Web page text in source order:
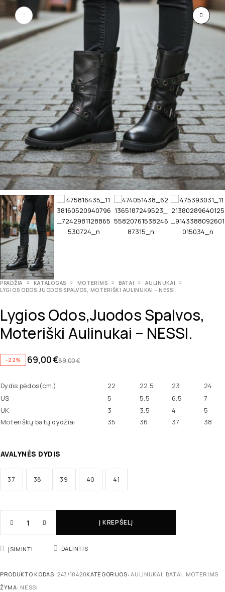
PRADŽIA KATALOGAS MOTERIMS BATAI
AULINUKAI
LYGIOS ODOS,JUODOS SPALVOS, MOTERIŠKI AULINUKAI – NESSI.
Lygios Odos,juodos Spalvos,
Moteriški Aulinukai – NESSI.
-22% 89,00€
69,00€
Dydis pėdos(cm.) 22 22.5 23
24
US
5 5.5 6.5
7
UK
3 3.5 4
5
Moteriškų batų dydžiai
35 36 37 38
AVALYNĖS DYDIS
37 38 39 40 41
Į KREPŠELĮ
ĮSIMINTI DALINTIS
PRODUKTO KODAS: 247/18420KATEGORIJOS:AULINUKAI, BATAI , MOTERIMS
ŽYMA: NESSI